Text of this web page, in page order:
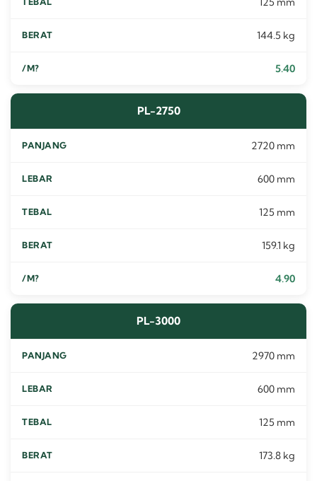
144.5 kg
5.40
PL-2750
2720 mm
600 mm
125 mm
159.1 kg
4.90
PL-3000
2970 mm
600 mm
125 mm
173.8 kg